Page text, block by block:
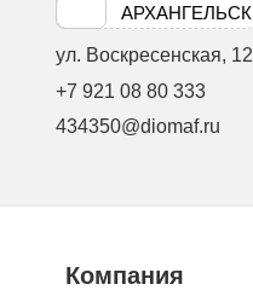
АРХАНГЕЛЬСК
ул. Воскресенская, 12
+7 921 08 80 333
434350@diomaf.ru
Компания